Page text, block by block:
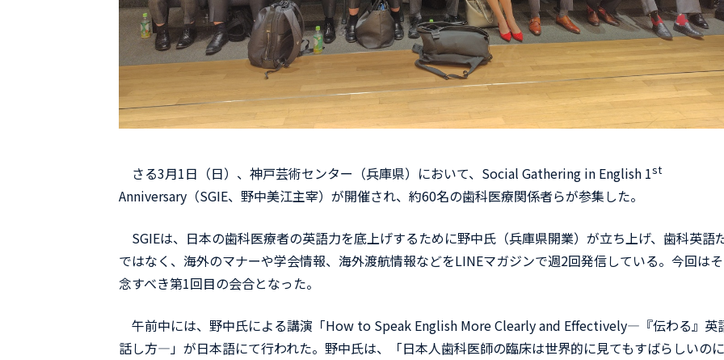
さる3月1日（日）、神戸芸術センター（兵庫県）において、Social Gathering in English 1st
Anniversary（SGIE、野中美江主宰）が開催され、約60名の歯科医療関係者らが参集した。
SGIEは、日本の歯科医療者の英語力を底上げするために野中氏（兵庫県開業）が立ち上げ、歯科英語
ではなく、海外のマナーや学会情報、海外渡航情報などをLINEマガジンで週2回発信している。今回は
念すべき第1回目の会合となった。
午前中には、野中氏による講演「How to Speak English More Clearly and Effectively―『伝わる』英
話し方―」が日本語にて行われた。野中氏は、「日本人歯科医師の臨床は世界的に見てもすばらしいのに